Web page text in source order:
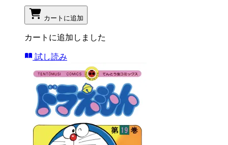
カートに追加
カートに追加しました
試し読み